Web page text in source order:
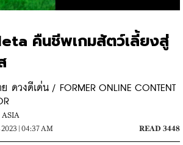
คืนชีพเกมสัตว์เลี้ยงสู่
ดวงดีเด่น / FORMER ONLINE CONTENT
ASIA
2023 | 04:37 AM
READ 3448